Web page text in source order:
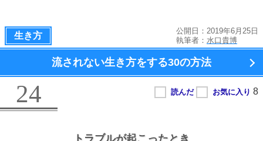
生き方
公開日：2019年6月25日
執筆者： 水口貴博
流されない生き方をする30の方法
24
トラブルが起こったとき